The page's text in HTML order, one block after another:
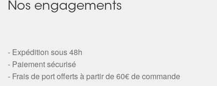
Nos engagements
- Expédition sous 48h
- Paiement sécurisé
- Frais de port offerts à partir de 60€ de commande